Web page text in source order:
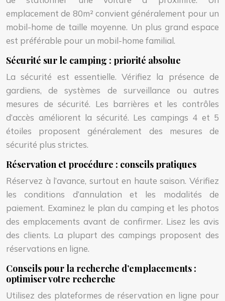
emplacement de 80m² convient généralement pour un
mobil-home de taille moyenne. Un plus grand espace
est préférable pour un mobil-home familial.
Sécurité sur le camping : priorité absolue
La sécurité est essentielle. Vérifiez la présence de
gardiens, de systèmes de surveillance ou autres
mesures de sécurité. Les barrières et les contrôles
d’accès améliorent la sécurité. Les campings 4 et 5
étoiles proposent généralement des mesures de
sécurité plus strictes.
Réservation et procédure : conseils pratiques
Réservez à l’avance, surtout en haute saison. Vérifiez
les conditions d’annulation et les modalités de
paiement. Examinez le plan du camping et les photos
des emplacements avant de confirmer. Lisez les avis
des clients. La plupart des campings proposent des
réservations en ligne.
Conseils pour la recherche d’emplacements :
optimiser votre recherche
Utilisez des plateformes de réservation en ligne pour